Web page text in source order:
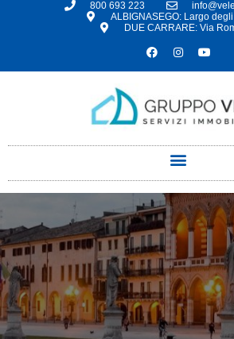
800 693 223
ALBIGNASEGO: Largo
DUE CARRARE: Via